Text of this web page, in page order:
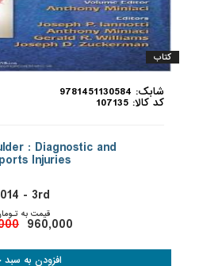
کتاب
شابک: 9781451130584
کد کالا: 107135
: Diagnostic and
Injuries
- 3rd
قیمت به
960,000